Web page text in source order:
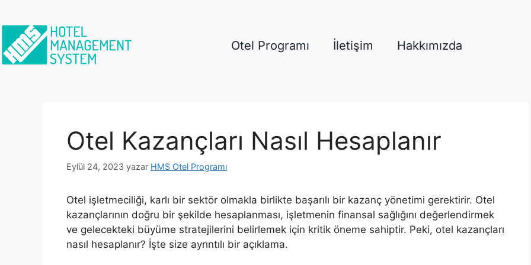
Otel Programı İletişim Hakkımızda
Otel Kazançları Nasıl Hesaplanır
Eylül 24, 2023 yazar HMS Otel Programı
Otel işletmeciliği, karlı bir sektör olmakla birlikte başarılı bir kazanç yönetimi gerektirir. Otel
kazançlarının doğru bir şekilde hesaplanması, işletmenin finansal sağlığını değerlendirmek
ve gelecekteki büyüme stratejilerini belirlemek için kritik öneme sahiptir. Peki, otel kazançları
nasıl hesaplanır? İşte size ayrıntılı bir açıklama.